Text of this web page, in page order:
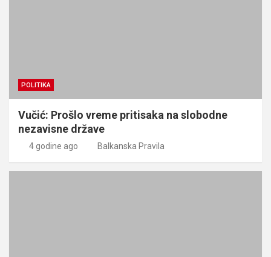
POLITIKA
Vučić: Prošlo vreme pritisaka na slobodne
nezavisne države
4 godine ago Balkanska Pravila